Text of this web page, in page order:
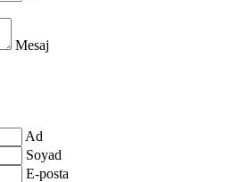
Mesaj
Ad
Soyad
E-posta